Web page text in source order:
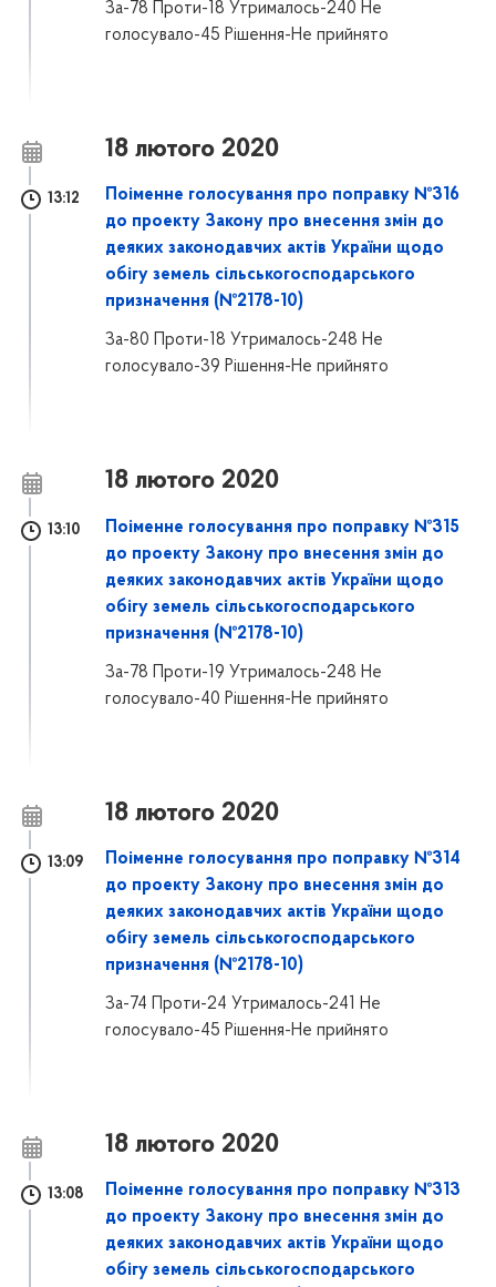
За-78 Проти-18 Утрималось-240 Не
голосувало-45 Рішення-Не прийнято
18 лютого 2020
13:12
Поіменне голосування про поправку №316
до проекту Закону про внесення змін до
деяких законодавчих актів України щодо
обігу земель сільськогосподарського
призначення (№2178-10)
За-80 Проти-18 Утрималось-248 Не
голосувало-39 Рішення-Не прийнято
18 лютого 2020
13:10
Поіменне голосування про поправку №315
до проекту Закону про внесення змін до
деяких законодавчих актів України щодо
обігу земель сільськогосподарського
призначення (№2178-10)
За-78 Проти-19 Утрималось-248 Не
голосувало-40 Рішення-Не прийнято
18 лютого 2020
13:09
Поіменне голосування про поправку №314
до проекту Закону про внесення змін до
деяких законодавчих актів України щодо
обігу земель сільськогосподарського
призначення (№2178-10)
За-74 Проти-24 Утрималось-241 Не
голосувало-45 Рішення-Не прийнято
18 лютого 2020
13:08
Поіменне голосування про поправку №313
до проекту Закону про внесення змін до
деяких законодавчих актів України щодо
обігу земель сільськогосподарського